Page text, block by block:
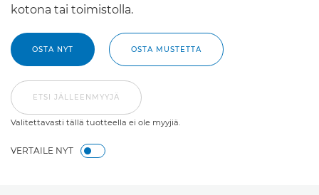
kotona tai toimistolla.
OSTA NYT OSTA MUSTETTA
ETSI JÄLLEENMYYJÄ
Valitettavasti tällä tuotteella ei ole myyjiä.
VERTAILE NYT